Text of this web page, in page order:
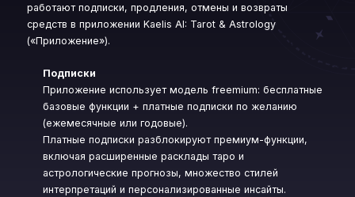
работают подписки, продления, отмены и возвраты
средств в приложении Kaelis AI: Tarot & Astrology
(«Приложение»).
Подписки
Приложение использует модель freemium: бесплатные
базовые функции + платные подписки по желанию
(ежемесячные или годовые).
Платные подписки разблокируют премиум-функции,
включая расширенные расклады таро и
астрологические прогнозы, множество стилей
интерпретаций и персонализированные инсайты.